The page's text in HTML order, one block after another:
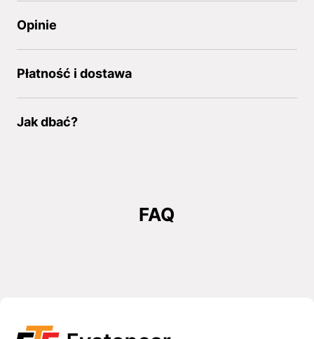
Opinie
Płatność i dostawa
Jak dbać?
FAQ